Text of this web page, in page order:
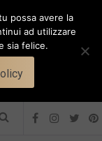
possa avere la
ad utilizzare
sia felice.